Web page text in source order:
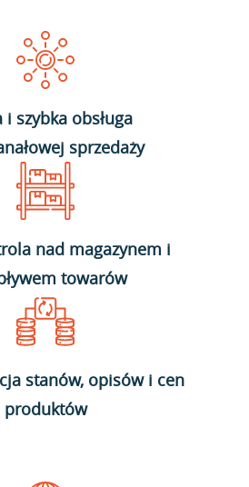
i szybka obsługa
sprzedaży
nad magazynem i
towarów
stanów, opisów i cen
produktów